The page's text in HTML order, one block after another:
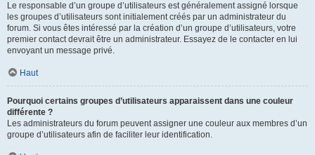
Le responsable d’un groupe d’utilisateurs est généralement assigné lorsque
les groupes d’utilisateurs sont initialement créés par un administrateur du
forum. Si vous êtes intéressé par la création d’un groupe d’utilisateurs, votre
premier contact devrait être un administrateur. Essayez de le contacter en lui
envoyant un message privé.
Haut
Pourquoi certains groupes d’utilisateurs apparaissent dans une couleur
différente ?
Les administrateurs du forum peuvent assigner une couleur aux membres d’un
groupe d’utilisateurs afin de faciliter leur identification.